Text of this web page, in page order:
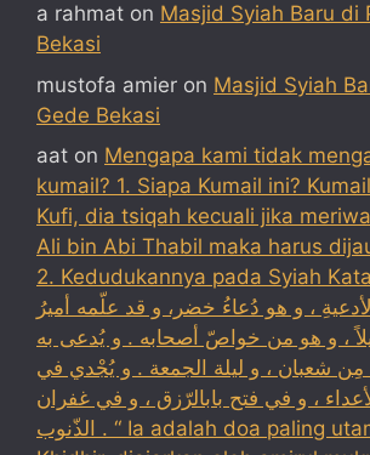
a rahmat on Masjid Syiah Baru di
Bekasi
mustofa amier on Masjid Syiah
Gede Bekasi
aat on Mengapa kami tidak
kumail? 1. Siapa Kumail ini?
Kufi, dia tsiqah kecuali jika
Ali bin Abi Thabil maka harus
2. Kedudukannya pada Syiah
، و هو دُعاءُ خضر، و قد علّمه أميرُ
، و هو من خواصّ أصحابه . و يُدعى به
شعبان ، و ليلة الجمعة . و يُجْدي في
، و في فتح بابالرّزق ، و في غفران
الذّنوب . “ Ia adalah doa paling utama, doa